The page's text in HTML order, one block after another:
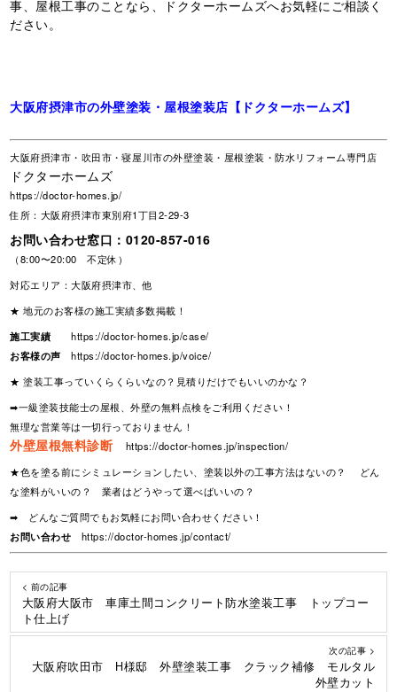
事、屋根工事のことなら、ドクターホームズへお気軽にご相談く
ださい。
大阪府摂津市の外壁塗装・屋根塗装店【ドクターホームズ】
大阪府摂津市・吹田市・寝屋川市の外壁塗装・屋根塗装・防水リフォーム専門店
ドクターホームズ
https://doctor-homes.jp/
住所：大阪府摂津市東別府1丁目2-29-3
お問い合わせ窓口： 0120-857-016
（8:00〜20:00 不定休）
対応エリア：大阪府摂津市、他
★ 地元のお客様の施工実績多数掲載！
施工実績
https://doctor-homes.jp/case/
お客様の声
https://doctor-homes.jp/voice/
★ 塗装工事っていくらくらいなの？見積りだけでもいいのかな？
➡一級塗装技能士の屋根、外壁の無料点検をご利用ください！
無理な営業等は一切行っておりません！
外壁屋根無料診断
https://doctor-homes.jp/inspection/
★色を塗る前にシミュレーションしたい、塗装以外の工事方法はないの？ どん
な塗料がいいの？ 業者はどうやって選べばいいの？
➡ どんなご質問でもお気軽にお問い合わせください！
お問い合わせ
https://doctor-homes.jp/contact/
< 前の記事
大阪府大阪市 車庫土間コンクリート防水塗装工事 トップコー
ト仕上げ
次の記事 >
大阪府吹田市 H様邸 外壁塗装工事 クラック補修 モルタル
外壁カット